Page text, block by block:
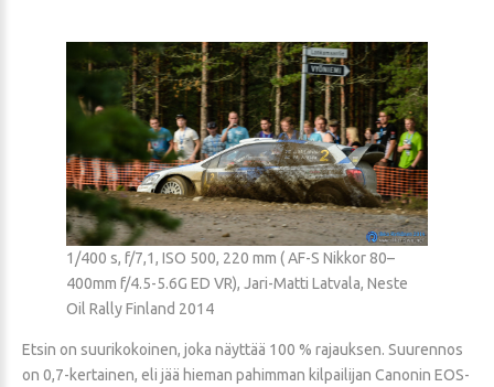
1/400 s, f/7,1, ISO 500, 220 mm ( AF-S Nikkor 80–
400mm f/4.5-5.6G ED VR), Jari-Matti Latvala, Neste
Oil Rally Finland 2014
Etsin on suurikokoinen, joka näyttää 100 % rajauksen. Suurennos
on 0,7-kertainen, eli jää hieman pahimman kilpailijan Canonin EOS-